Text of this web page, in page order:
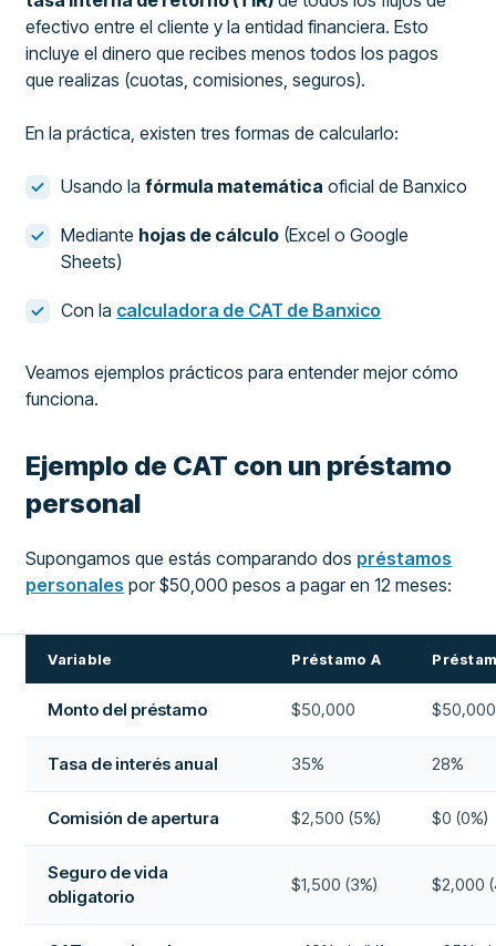
efectivo entre el cliente y la entidad financiera. Esto
incluye el dinero que recibes menos todos los pagos
que realizas (cuotas, comisiones, seguros).
En la práctica, existen tres formas de calcularlo:
Usando lafórmula matemática oficial de Banxico
Mediante hojas de cálculo (Excel o Google
Sheets)
Con la calculadora de CAT de Banxico
Veamos ejemplos prácticos para entender mejor cómo
funciona.
Ejemplo de CAT con un préstamo
personal
Supongamos que estás comparando dos préstamos
personales por $50,000 pesos a pagar en 12 meses:
Variable Préstamo A
Monto del préstamo $50,000 $50,000
Tasa de interés anual 35% 28%
Comisión de apertura $2,500 (5%) $0 (0%)
Seguro de vida
obligatorio
$1,500 (3%) $2,000